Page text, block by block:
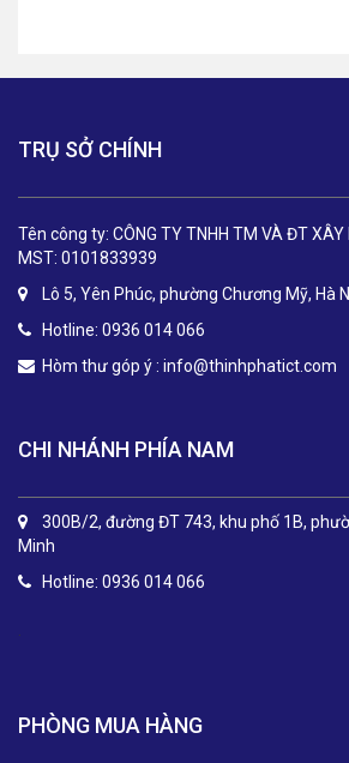
TRỤ SỞ CHÍNH
Tên công ty: CÔNG TY TNHH TM VÀ ĐT XÂY
MST: 0101833939
Lô 5, Yên Phúc, phường Chương Mỹ, Hà
Hotline: 0936 014 066
Hòm thư góp ý : info@thinhphatict.com
CHI NHÁNH PHÍA NAM
300B/2, đường ĐT 743, khu phố 1B,
Minh
Hotline: 0936 014 066
PHÒNG MUA HÀNG